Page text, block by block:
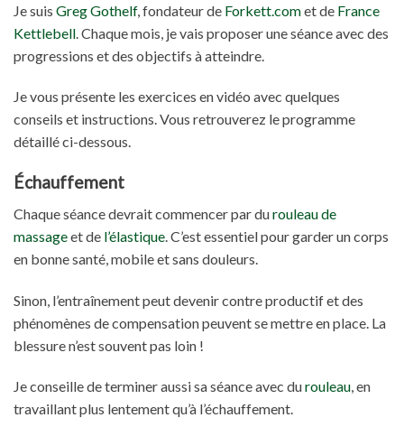
Je suis Greg Gothelf, fondateur de Forkett.comet de France
Kettlebell . Chaque mois, je vais proposer une séance avec des
progressions et des objectifs à atteindre.
Je vous présente les exercices en vidéo avec quelques
conseils et instructions. Vous retrouverez le programme
détaillé ci-dessous.
Échauffement
Chaque séance devrait commencer par durouleau de
massageet de l’élastique. C’est essentiel pour garder un corps
en bonne santé, mobile et sans douleurs.
Sinon, l’entraînement peut devenir contre productif et des
phénomènes de compensation peuvent se mettre en place. La
blessure n’est souvent pas loin !
Je conseille de terminer aussi sa séance avec durouleau, en
travaillant plus lentement qu’à l’échauffement.